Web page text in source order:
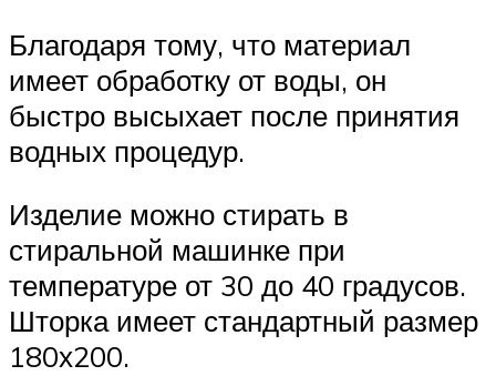
Благодаря тому, что материал
имеет обработку от воды, он
быстро высыхает после принятия
водных процедур.
Изделие можно стирать в
стиральной машинке при
температуре от 30 до 40 градусов.
Шторка имеет стандартный размер
180х200.